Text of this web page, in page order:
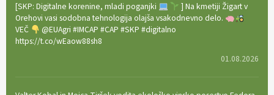
[SKP: Digitalne korenine, mladi poganjki
] Na kmetiji Žigart v
Orehovi vasi sodobna tehnologija olajša vsakodnevno delo.
VEČ
@EUAgri #IMCAP #CAP #SKP #digitalno
https://t.co/wEaow88sh8
01.08.2026